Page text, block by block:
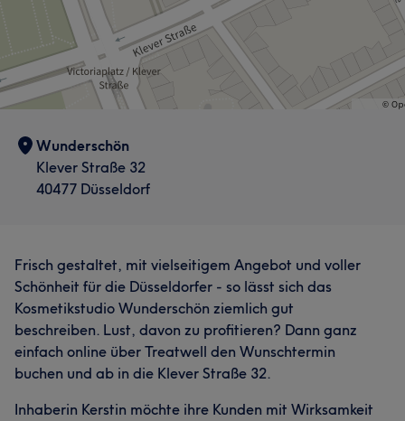
Wunderschön
Klever Straße 32
40477 Düsseldorf
Frisch gestaltet, mit vielseitigem Angebot und voller
Schönheit für die Düsseldorfer - so lässt sich das
Kosmetikstudio Wunderschön ziemlich gut
beschreiben. Lust, davon zu profitieren? Dann ganz
einfach online über Treatwell den Wunschtermin
buchen und ab in die Klever Straße 32.
Inhaberin Kerstin möchte ihre Kunden mit Wirksamkeit